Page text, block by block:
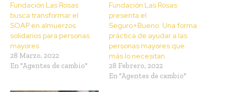
Fundación Las Rosas
busca transformar el
SOAP en almuerzos
solidarios para personas
mayores
28 Marzo, 2022
En "Agentes de cambio"
Fundación Las Rosas
presenta el
Seguro+Bueno: Una forma
práctica de ayudar a las
personas mayores que
más lo necesitan
28 Febrero, 2022
En "Agentes de cambio"